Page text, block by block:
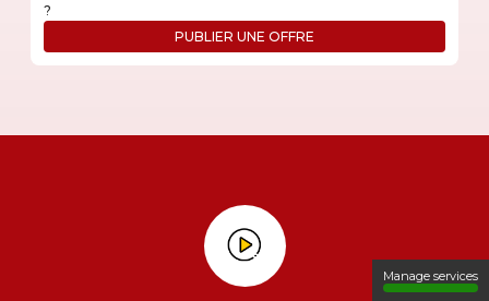
Manage services
?
PUBLIER UNE OFFRE